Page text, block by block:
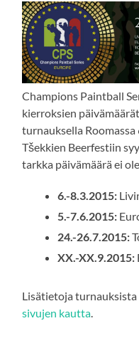
Champions Paintball
kierroksien
turnauksella
Tšekkien Beerfestiin
tarkka päivämäärä ei
6.-8.3.2015:
5.-7.6.2015:
24.-26.7.2015:
XX.-XX.9.2015:
Lisätietoja
sivujen kautta.